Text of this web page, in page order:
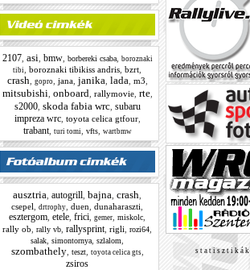
2107, asi bmw, borbereki csaba, boroznaki
tibi boroznaki tibikiss andris bzrt
crash gopro, jana, janika lada m3
mitsubishi onboard rallymovie, rte,
s2000, skoda fabia wrc, subaru
impreza wrc, toyota celica gtfour,
trabant, turi tomi vfts, wartbmw
ausztria autogrill bajna crash
csepel
drtrophy duen dunaharaszti
esztergom etele frici gemer miskolc
rally ob
rally vb rallysprint rigli rozi64
salak simontornya szlalom
szombathely, teszt, toyota celica gts,
zsiros
s t a t i s z t i k á k